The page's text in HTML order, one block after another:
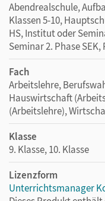
Abendrealschule,
Klassen 5-10,
HS, Institut oder
Seminar 2. Phase
Fach
Arbeitslehre,
Hauswirtschaft
(Arbeitslehre),
Klasse
9. Klasse, 10. Klasse
Lizenzform
Unterrichtsmanager